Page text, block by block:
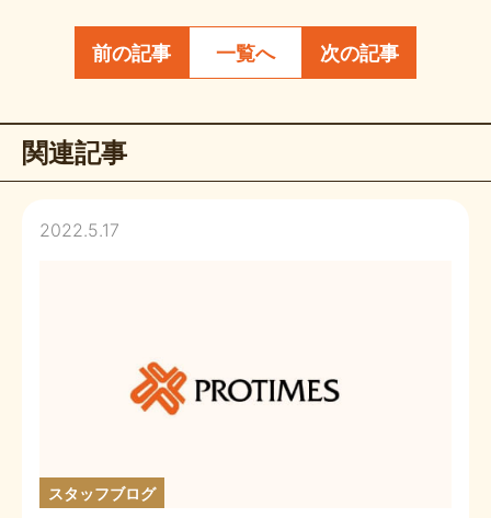
前の記事 一覧へ 次の記事
関連記事
2022.5.17
スタッフブログ